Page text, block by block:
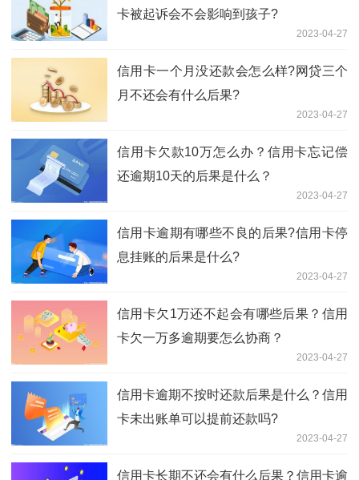
卡被起诉会不会影响到孩子?
2023-04-27
信用卡一个月没还款会怎么样?网贷三个
月不还会有什么后果?
2023-04-27
信用卡欠款10万怎么办？信用卡忘记偿
还逾期10天的后果是什么？
2023-04-27
信用卡逾期有哪些不良的后果?信用卡停
息挂账的后果是什么?
2023-04-27
信用卡欠1万还不起会有哪些后果？信用
卡欠一万多逾期要怎么协商？
2023-04-27
信用卡逾期不按时还款后果是什么​？信用
卡未出账单可以提前还款吗?
2023-04-27
信用卡长期不还会有什么后果？信用卡逾